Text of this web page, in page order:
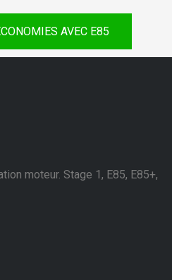
AVEC E85
moteur. Stage 1, E85, E85+,